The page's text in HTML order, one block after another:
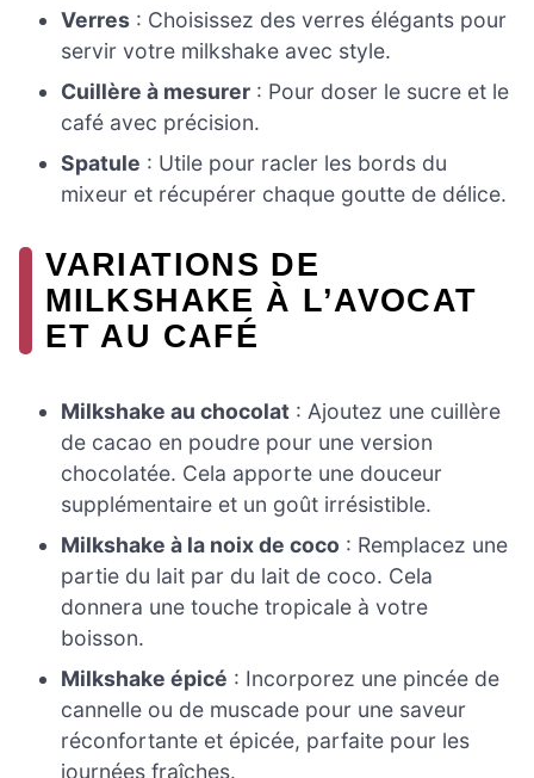
Verres : Choisissez des verres élégants pour
servir votre milkshake avec style.
Cuillère à mesurer : Pour doser le sucre et le
café avec précision.
Spatule : Utile pour racler les bords du
mixeur et récupérer chaque goutte de délice.
VARIATIONS DE
MILKSHAKE À L’AVOCAT
ET AU CAFÉ
Milkshake au chocolat : Ajoutez une cuillère
de cacao en poudre pour une version
chocolatée. Cela apporte une douceur
supplémentaire et un goût irrésistible.
Milkshake à la noix de coco : Remplacez une
partie du lait par du lait de coco. Cela
donnera une touche tropicale à votre
boisson.
Milkshake épicé : Incorporez une pincée de
cannelle ou de muscade pour une saveur
réconfortante et épicée, parfaite pour les
journées fraîches.